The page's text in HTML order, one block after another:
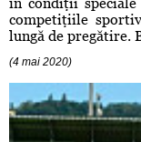
în condiţii speciale
competiţiile
lungă de pregătire.
(4 mai 2020)